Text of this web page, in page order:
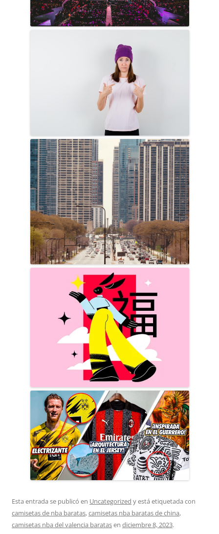
Esta entrada se publicó en Uncategorized y está etiquetada con
camisetas de nba baratas,camisetas nba baratas de china,
camisetas nba del valencia baratasen diciembre 8, 2023.